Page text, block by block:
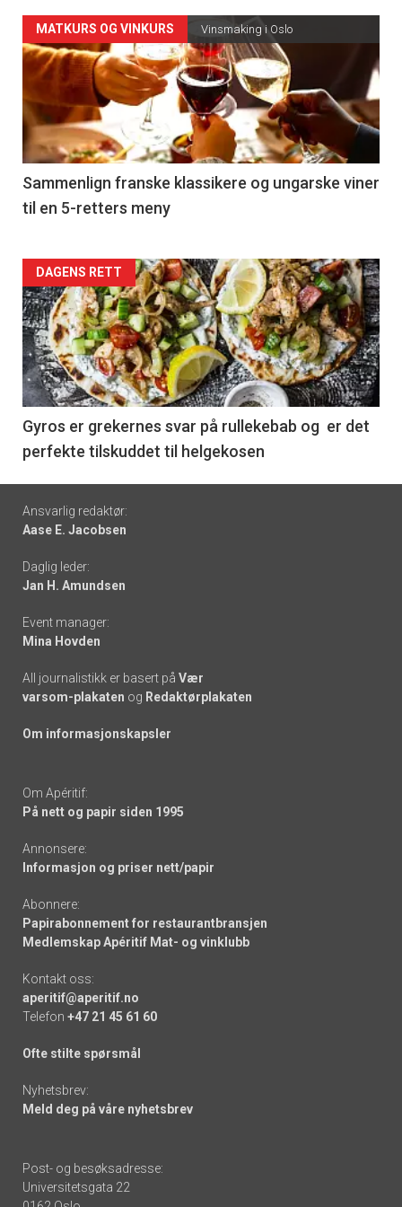
Forsiden
akkurat
nå
-
5
MATKURS OG VINKURS Vinsmaking i Oslo
Sammenlign franske klassikere og ungarske viner
til en 5-retters meny
Forsiden
akkurat
nå
-
6
DAGENS RETT
Gyros er grekernes svar på rullekebab og er det
perfekte tilskuddet til helgekosen
Footer
-
links
Ansvarlig redaktør:
Aase E. Jacobsen
Daglig leder:
Jan H. Amundsen
Event manager:
Mina Hovden
All journalistikk er basert på Vær
varsom-plakaten og Redaktørplakaten
Om informasjonskapsler
Om Apéritif:
På nett og papir siden 1995
Annonsere:
Informasjon og priser nett/papir
Abonnere:
Papirabonnement for restaurantbransjen
Medlemskap Apéritif Mat- og vinklubb
Kontakt oss:
aperitif@aperitif.no
Telefon +47 21 45 61 60
Ofte stilte spørsmål
Nyhetsbrev:
Meld deg på våre nyhetsbrev
Post- og besøksadresse:
Universitetsgata 22